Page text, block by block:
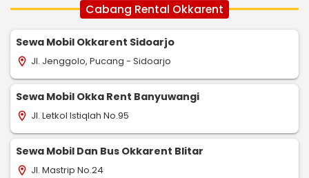
Cabang Rental Okkarent
Sewa Mobil Okkarent Sidoarjo
location_on Jl. Jenggolo, Pucang - Sidoarjo
Sewa Mobil Okka Rent Banyuwangi
location_on Jl. Letkol Istiqlah No.95
Sewa Mobil Dan Bus Okkarent Blitar
location_on Jl. Mastrip No.24